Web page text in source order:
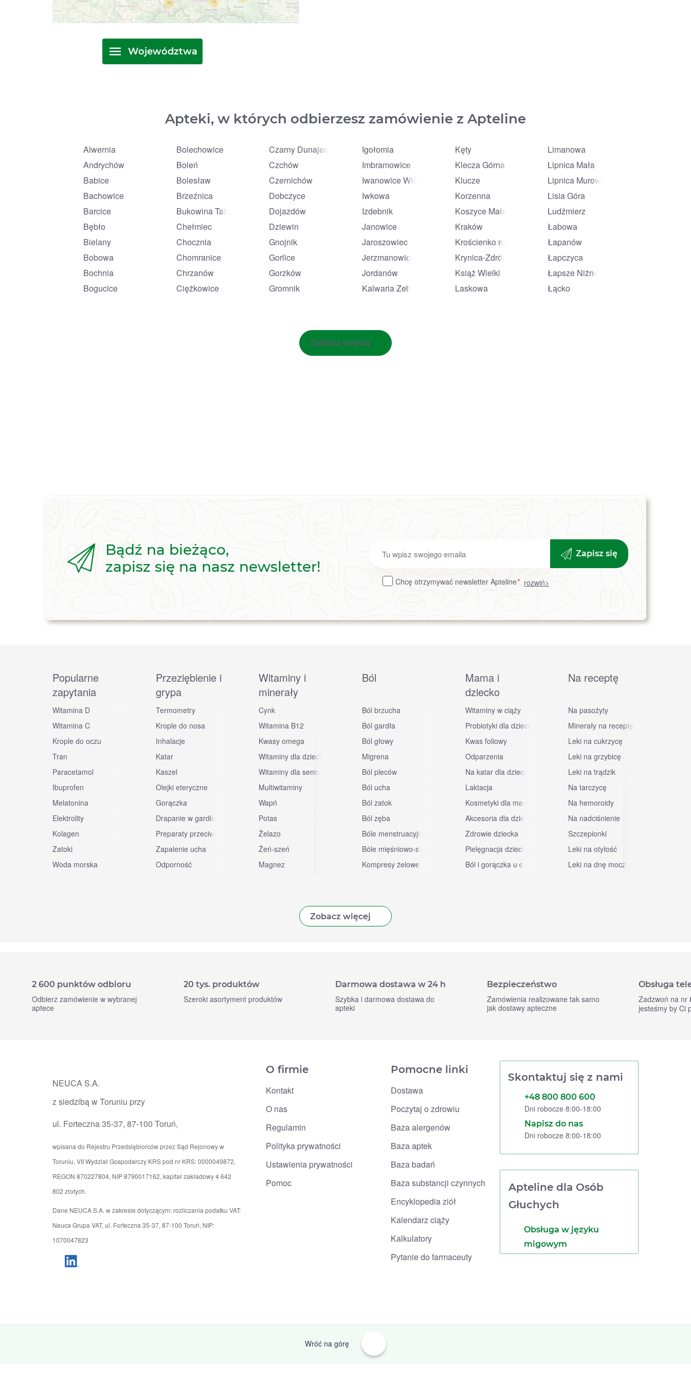
Województwa
Apteki, w których odbierzesz zamówienie z Apteline
Alwernia
Andrychów
Babice
Bachowice
Barcice
Bębło
Bielany
Bobowa
Bochnia
Bogucice
Bolechowice
Boleń
Bolesław
Brzeźnica
Bukowina Tatrzańska
Chełmiec
Chocznia
Chomranice
Chrzanów
Ciężkowice
Czarny Dunajec
Czchów
Czernichów
Dobczyce
Dojazdów
Dziewin
Gnojnik
Gorlice
Gorzków
Gromnik
Igołomia
Imbramowice
Iwanowice Włościańskie
Iwkowa
Izdebnik
Janowice
Jaroszowiec
Jerzmanowice
Jordanów
Kalwaria Zebrzydowska
Kęty
Klecza Górna
Klucze
Korzenna
Koszyce Małe
Kraków
Krościenko nad Dunajcem
Krynica-Zdrój
Książ Wielki
Laskowa
Limanowa
Lipnica Mała
Lipnica Murowana
Lisia Góra
Ludźmierz
Łabowa
Łapanów
Łapczyca
Łapsze Niżne
Łącko
Zobacz więcej
Bądź na bieżąco,
zapisz się na nasz newsletter!
Zapisz
do
Zapisz się
Chcę otrzymywać newsletter Apteline* rozwiń>
Popularne
zapytania
Witamina D
Witamina C
Krople do oczu
Tran
Paracetamol
Ibuprofen
Melatonina
Elektrolity
Kolagen
Zatoki
Woda morska
Przeziębienie i
grypa
Termometry
Krople do nosa
Inhalacje
Katar
Kaszel
Olejki eteryczne
Gorączka
Drapanie w gardle
Preparaty przeciwwirusowe
Zapalenie ucha
Odporność
Witaminy i
minerały
Cynk
Witamina B12
Kwasy omega
Witaminy dla dzieci
Witaminy dla seniorów
Multiwitaminy
Wapń
Potas
Żelazo
Żeń-szeń
Magnez
Ból
Ból brzucha
Ból gardła
Ból głowy
Migrena
Ból pleców
Ból ucha
Ból zatok
Ból zęba
Bóle menstruacyjne
Bóle mięśniowo-stawowe
Kompresy żelowe
Mama i
dziecko
Witaminy w ciąży
Probiotyki dla dzieci
Kwas foliowy
Odparzenia
Na katar dla dzieci
Laktacja
Kosmetyki dla mam
Akcesoria dla dzieci
Zdrowie dziecka
Pielęgnacja dziecka
Ból i gorączka u dzieci
Na receptę
Na pasożyty
Minerały na receptę
Leki na cukrzycę
Leki na grzybicę
Leki na trądzik
Na tarczycę
Na hemoroidy
Na nadciśnienie
Szczepionki
Leki na otyłość
Leki na dnę moczanową
Zobacz więcej
2 600 punktów odbioru
Odbierz zamówienie w wybranej
aptece
20 tys. produktów
Szeroki asortyment produktów
Darmowa dostawa w 24 h
Szybka i darmowa dostawa do
apteki
Bezpieczeństwo
Zamówienia realizowane tak samo
jak dostawy apteczne
Obsługa
Zadzwoń na nr
jesteśmy by Ci
NEUCA S.A.
z siedzibą w Toruniu przy
ul. Forteczna 35-37, 87-100 Toruń,
wpisana do Rejestru Przedsiębiorców przez Sąd Rejonowy w
Toruniu, VII Wydział Gospodarczy KRS pod nr KRS: 0000049872,
REGON 870227804, NIP 8790017162, kapitał zakładowy 4 642
802 złotych.
Dane NEUCA S.A. w zakresie dotyczącym: rozliczania podatku VAT:
Neuca Grupa VAT, ul. Forteczna 35-37, 87-100 Toruń, NIP:
1070047823
O firmie
Kontakt
O nas
Regulamin
Polityka prywatności
Ustawienia prywatności
Pomoc
Pomocne linki
Dostawa
Poczytaj o zdrowiu
Baza alergenów
Baza aptek
Baza badań
Baza substancji czynnych
Encyklopedia ziół
Kalendarz ciąży
Kalkulatory
Pytanie do farmaceuty
Skontaktuj się z nami
+48 800 800 600
Dni robocze 8:00-18:00
Napisz do nas
Dni robocze 8:00-18:00
Apteline dla Osób
Głuchych
Obsługa w języku
migowym
Wróć na górę